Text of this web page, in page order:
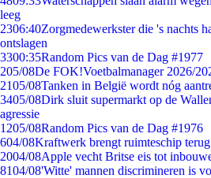
leeg
2306:40Zorgmedewerkster die 's nachts
ontslagen
3300:35Random Pics van de Dag #1977
205/08De FOK!Voetbalmanager 2026/
2105/08Tanken in België wordt nóg
3405/08Dirk sluit supermarkt op de
agressie
1205/08Random Pics van de Dag #1976
604/08Kraftwerk brengt ruimteschip
2004/08Apple vecht Britse eis tot
8104/08'Witte' mannen discrimineren is